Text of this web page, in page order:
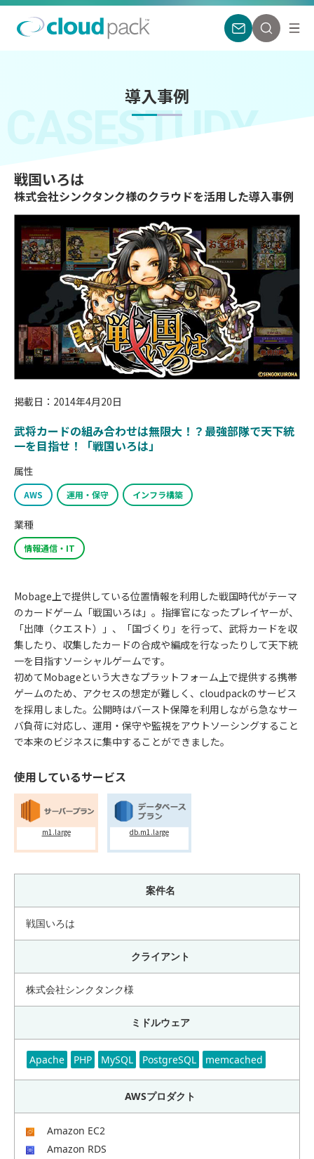
導入事例
CASESTUDY
戦国いろは
株式会社シンクタンク様のクラウドを活用した導入事例
掲載日：2014年4月20日
武将カードの組み合わせは無限大！？最強部隊で天下統
一を目指せ！「戦国いろは」
属性
AWS 運用・保守 インフラ構築
業種
情報通信・IT
Mobage上で提供している位置情報を利用した戦国時代がテーマ
のカードゲーム「戦国いろは」。指揮官になったプレイヤーが、
「出陣（クエスト）」、「国づくり」を行って、武将カードを収
集したり、収集したカードの合成や編成を行なったりして天下統
一を目指すソーシャルゲームです。
初めてMobageという大きなプラットフォーム上で提供する携帯
ゲームのため、アクセスの想定が難しく、cloudpackのサービス
を採用しました。公開時はバースト保障を利用しながら急なサー
バ負荷に対応し、運用・保守や監視をアウトソーシングすること
で本来のビジネスに集中することができました。
使用しているサービス
m1.large db.m1.large
案件名
戦国いろは
クライアント
株式会社シンクタンク様
ミドルウェア
Apache PHP MySQL PostgreSQL memcached
AWSプロダクト
Amazon EC2
Amazon RDS